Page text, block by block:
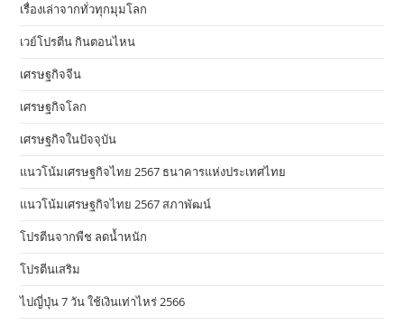
เรื่องเล่าจากทั่วทุกมุมโลก
เวย์โปรตีน กินตอนไหน
เศรษฐกิจจีน
เศรษฐกิจโลก
เศรษฐกิจในปัจจุบัน
แนวโน้มเศรษฐกิจไทย 2567 ธนาคารแห่งประเทศไทย
แนวโน้มเศรษฐกิจไทย 2567 สภาพัฒน์
โปรตีนจากพืช ลดน้ำหนัก
โปรตีนเสริม
ไปญี่ปุ่น 7 วัน ใช้เงินเท่าไหร่ 2566